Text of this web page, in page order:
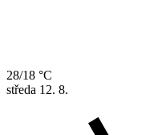
28/18 °C
středa 12. 8.